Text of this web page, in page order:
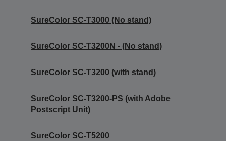
SureColor SC-T3000 (No stand)
SureColor SC-T3200N - (No stand)
SureColor SC-T3200 (with stand)
SureColor SC-T3200-PS (with Adobe
Postscript Unit)
SureColor SC-T5200